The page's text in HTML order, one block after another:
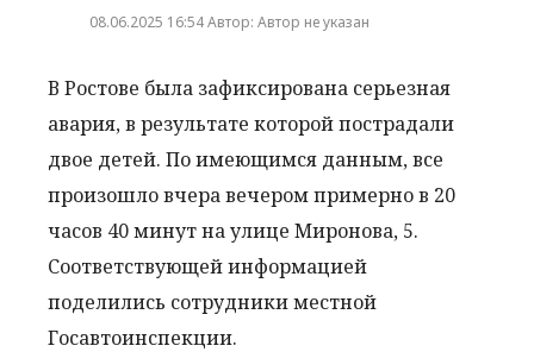
08.06.2025 16:54 Автор: Автор не указан
В Ростове была зафиксирована серьезная
авария, в результате которой пострадали
двое детей. По имеющимся данным, все
произошло вчера вечером примерно в 20
часов 40 минут на улице Миронова, 5.
Соответствующей информацией
поделились сотрудники местной
Госавтоинспекции.